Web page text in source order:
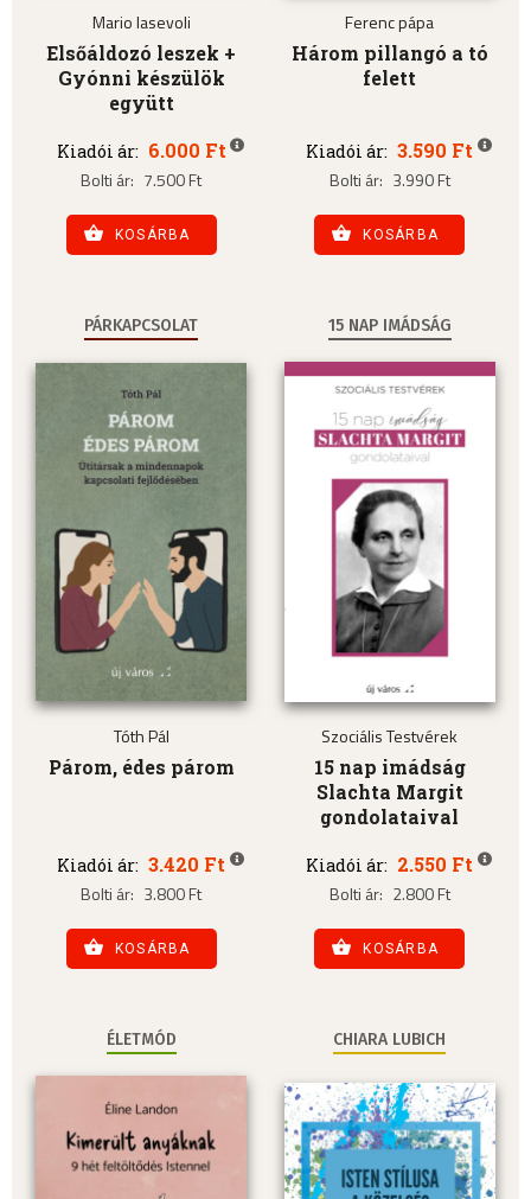
Mario Iasevoli
Elsőáldozó leszek +
Gyónni készülök
együtt
Kiadói ár: 6.000 Ft
Bolti ár: 7.500 Ft
KOSÁRBA
Ferenc pápa
Három pillangó a tó
felett
Kiadói ár: 3.590 Ft
Bolti ár: 3.990 Ft
KOSÁRBA
PÁRKAPCSOLAT
Tóth Pál
Párom, édes párom
Kiadói ár: 3.420 Ft
Bolti ár: 3.800 Ft
KOSÁRBA
15 NAP IMÁDSÁG
Szociális Testvérek
15 nap imádság
Slachta Margit
gondolataival
Kiadói ár: 2.550 Ft
Bolti ár: 2.800 Ft
KOSÁRBA
ÉLETMÓD CHIARA LUBICH